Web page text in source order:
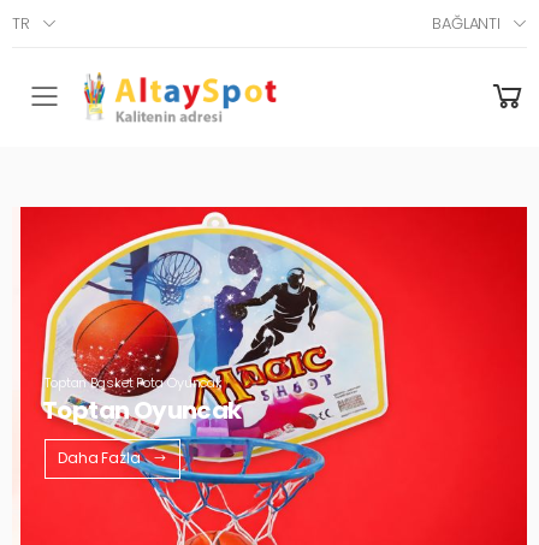
TR BAĞLANTI
Menü
Toptan Basket Pota Oyuncak
Toptan Oyuncak
Daha Fazla